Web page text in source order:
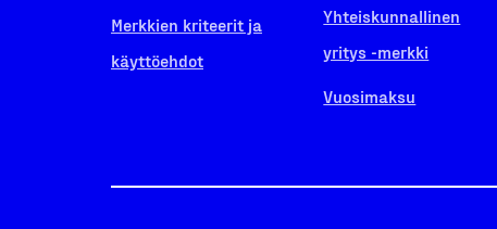
Merkkien kriteerit ja
käyttöehdot
Yhteiskunnallinen
yritys -merkki
Vuosimaksu